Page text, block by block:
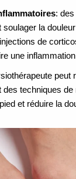
:
soulager la
de
une
peut
techniques de
et réduire la